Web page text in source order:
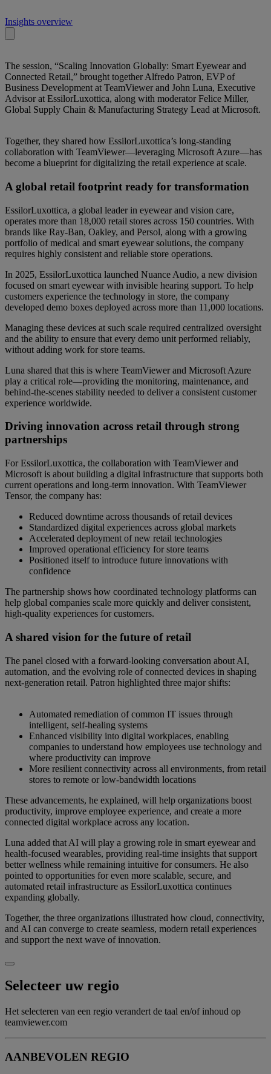
Insights overview
The session, “Scaling Innovation Globally: Smart Eyewear and
Connected Retail,” brought together Alfredo Patron, EVP of
Business Development at TeamViewer and John Luna, Executive
Advisor at EssilorLuxottica, along with moderator Felice Miller,
Global Supply Chain & Manufacturing Strategy Lead at Microsoft.
Together, they shared how EssilorLuxottica’s long-standing
collaboration with TeamViewer—leveraging Microsoft Azure—has
become a blueprint for digitalizing the retail experience at scale.
A global retail footprint ready for transformation
EssilorLuxottica, a global leader in eyewear and vision care,
operates more than 18,000 retail stores across 150 countries. With
brands like Ray-Ban, Oakley, and Persol, along with a growing
portfolio of medical and smart eyewear solutions, the company
requires highly consistent and reliable store operations.
In 2025, EssilorLuxottica launched Nuance Audio, a new division
focused on smart eyewear with invisible hearing support. To help
customers experience the technology in store, the company
developed demo boxes deployed across more than 11,000 locations.
Managing these devices at such scale required centralized oversight
and the ability to ensure that every demo unit performed reliably,
without adding work for store teams.
Luna shared that this is where TeamViewer and Microsoft Azure
play a critical role—providing the monitoring, maintenance, and
behind-the-scenes stability needed to deliver a consistent customer
experience worldwide.
Driving innovation across retail through strong
partnerships
For EssilorLuxottica, the collaboration with TeamViewer and
Microsoft is about building a digital infrastructure that supports both
current operations and long-term innovation. With TeamViewer
Tensor, the company has:
Reduced downtime across thousands of retail devices
Standardized digital experiences across global markets
Accelerated deployment of new retail technologies
Improved operational efficiency for store teams
Positioned itself to introduce future innovations with
confidence
The partnership shows how coordinated technology platforms can
help global companies scale more quickly and deliver consistent,
high-quality experiences for customers.
A shared vision for the future of retail
The panel closed with a forward-looking conversation about AI,
automation, and the evolving role of connected devices in shaping
next-generation retail. Patron highlighted three major shifts:
Automated remediation of common IT issues through
intelligent, self-healing systems
Enhanced visibility into digital workplaces, enabling
companies to understand how employees use technology and
where productivity can improve
More resilient connectivity across all environments, from retail
stores to remote or low-bandwidth locations
These advancements, he explained, will help organizations boost
productivity, improve employee experience, and create a more
connected digital workplace across any location.
Luna added that AI will play a growing role in smart eyewear and
health-focused wearables, providing real-time insights that support
better wellness while remaining intuitive for consumers. He also
pointed to opportunities for even more scalable, secure, and
automated retail infrastructure as EssilorLuxottica continues
expanding globally.
Together, the three organizations illustrated how cloud, connectivity,
and AI can converge to create seamless, modern retail experiences
and support the next wave of innovation.
Selecteer uw regio
Het selecteren van een regio verandert de taal en/of inhoud op
teamviewer.com
AANBEVOLEN REGIO